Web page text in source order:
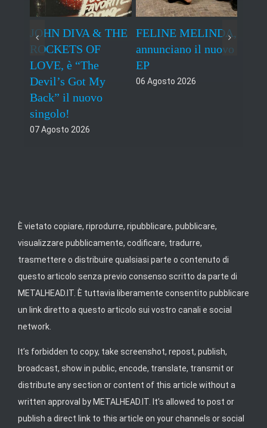
JOHN DIVA & THE
ROCKETS OF
LOVE, è “The
Devil’s Got My
Back” il nuovo
singolo!
07 Agosto 2026
FELINE MELINDA,
annunciano il nuovo
EP
06 Agosto 2026
È vietato copiare, riprodurre, ripubblicare, pubblicare,
visualizzare pubblicamente, codificare, tradurre,
trasmettere o distribuire qualsiasi parte o contenuto di
questo articolo senza previo consenso scritto da parte di
METALHEAD.IT. È tuttavia liberamente consentito pubblicare
un link diretto a questo articolo sui vostro canali e social
network.
It’s forbidden to copy, take screenshot, repost, publish,
broadcast, show in public, encode, translate, transmit or
distribute any section or content of this article without a
written approval by METALHEAD.IT. It’s allowed to post or
publish a direct link to this article on your channels or social